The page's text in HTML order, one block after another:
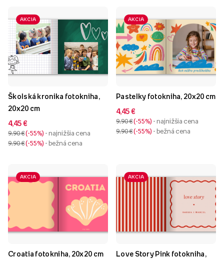
AKCIA
Školská kronika fotokniha,
20x20 cm
4,45 €
9,90 € -55% - najnižšia cena
9,90 € -55% - bežná cena
AKCIA
Pastelky fotokniha, 20x20 cm
4,45 €
9,90 € -55% - najnižšia cena
9,90 € -55% - bežná cena
AKCIA
Croatia fotokniha, 20x20 cm
AKCIA
Love Story Pink fotokniha,